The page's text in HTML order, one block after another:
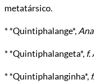
metatársico.
* *Quintiphalange*,
* *Quintiphalangeta*, f.
* *Quintiphalanginha*,